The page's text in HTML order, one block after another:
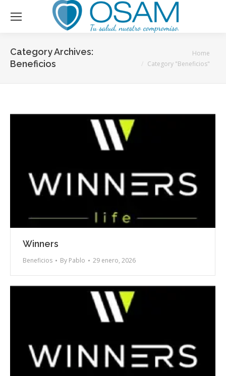
Category Archives:
Beneficios
Home
Category "Beneficios"
Winners
Beneficios By Pablo 29 enero, 2026